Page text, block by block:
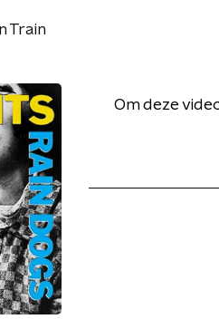
Train
Om deze